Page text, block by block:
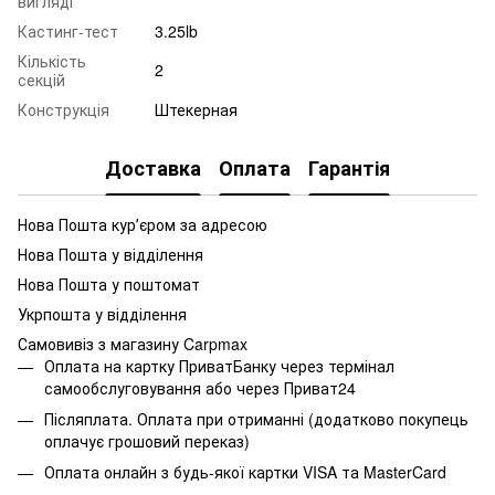
Кастинг-тест
3.25lb
Кількість
секцій
2
Конструкція
Штекерная
Доставка Оплата Гарантія
Нова Пошта курʼєром за адресою
Нова Пошта у відділення
Нова Пошта у поштомат
Укрпошта у відділення
Самовивіз з магазину Carpmax
Оплата на картку ПриватБанку через термінал
самообслуговування або через Приват24
Післяплата. Оплата при отриманні (додатково покупець
оплачує грошовий переказ)
Оплата онлайн з будь-якої картки VISA та MasterCard